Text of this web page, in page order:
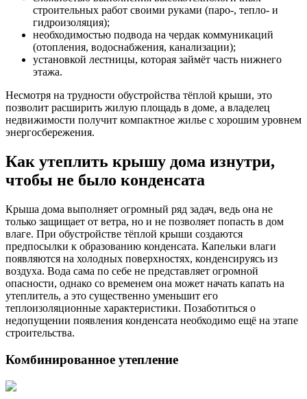
строительных работ своими руками (паро-, тепло- и
гидроизоляция);
необходимостью подвода на чердак коммуникаций
(отопления, водоснабжения, канализации);
установкой лестницы, которая займёт часть нижнего
этажа.
Несмотря на трудности обустройства тёплой крыши, это
позволит расширить жилую площадь в доме, а владелец
недвижимости получит компактное жилье с хорошим уровнем
энергосбережения.
Как утеплить крышу дома изнутри,
чтобы не было конденсата
Крыша дома выполняет огромный ряд задач, ведь она не
только защищает от ветра, но и не позволяет попасть в дом
влаге. При обустройстве тёплой крыши создаются
предпосылки к образованию конденсата. Капельки влаги
появляются на холодных поверхностях, конденсируясь из
воздуха. Вода сама по себе не представляет огромной
опасности, однако со временем она может начать капать на
утеплитель, а это существенно уменьшит его
теплоизоляционные характеристики. Позаботиться о
недопущении появления конденсата необходимо ещё на этапе
строительства.
Комбинированное утепление